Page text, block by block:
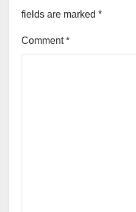
fields are marked *
Comment*